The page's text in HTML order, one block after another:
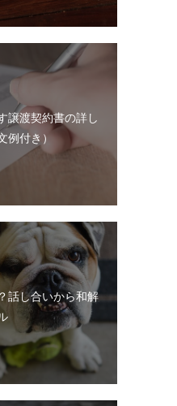
譲渡契約書の詳し
例付き）
話し合いから和解